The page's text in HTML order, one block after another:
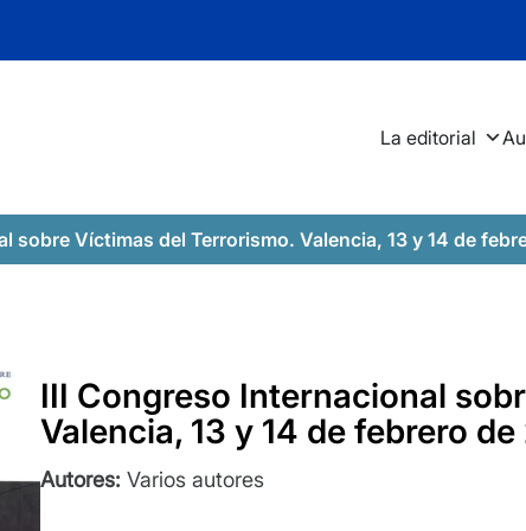
La editorial
sobre Víctimas del Terrorismo. Valencia, 13 y 14 de
III Congreso Internacional
Valencia, 13 y 14 de febrero
Autores: Varios autores